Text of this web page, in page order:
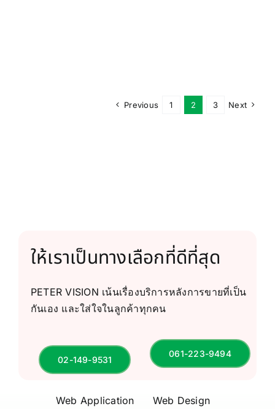
Previous 1 2 3 Next
ให้เราเป็นทางเลือกที่ดีที่สุด
PETER VISION เน้นเรื่องบริการหลังการขายที่เป็น
กันเอง และใส่ใจในลูกค้าทุกคน
02-149-9531
061-223-9494
Web Application Web Design